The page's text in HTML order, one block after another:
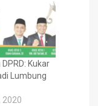
Kukar
Lumbung
2020